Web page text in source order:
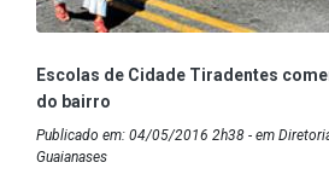
Escolas de Cidade Tiradentes
do bairro
Publicado em: 04/05/2016 2h38 - em
Guaianases